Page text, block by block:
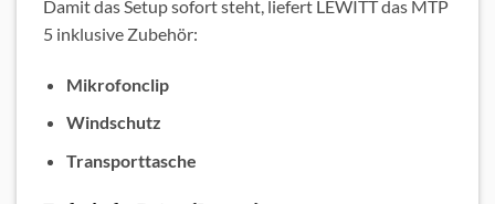
Damit das Setup sofort steht, liefert LEWITT das MTP
5 inklusive Zubehör:
Mikrofonclip
Windschutz
Transporttasche